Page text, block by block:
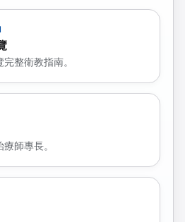
整衛教指南。
師專長。